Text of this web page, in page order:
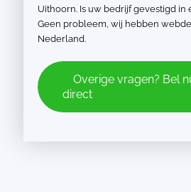
Uithoorn. Is uw bedrijf gevestigd in
Geen probleem, wij hebben
Nederland.
Overige vragen? Bel
direct